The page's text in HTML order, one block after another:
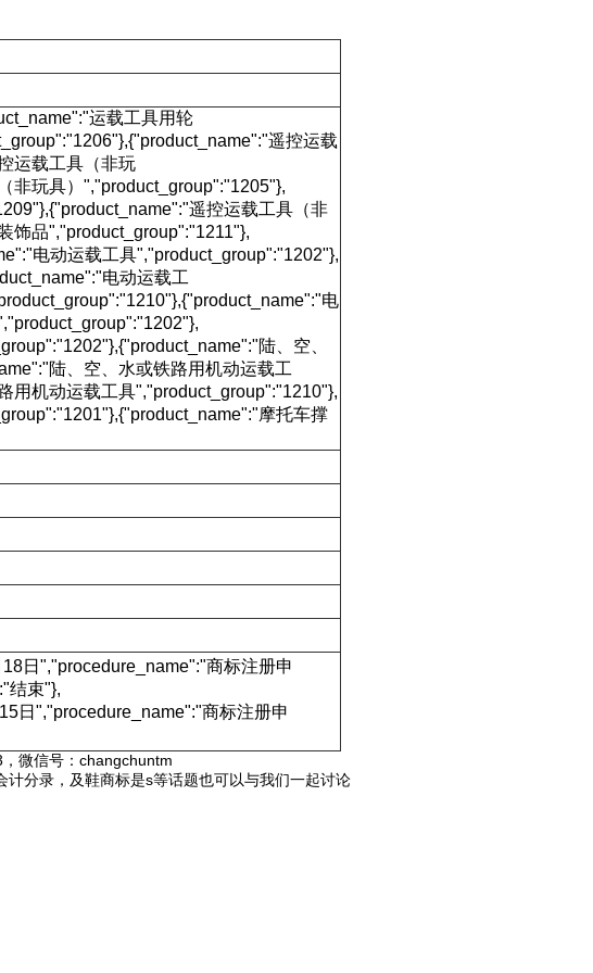
运载工具用轮
遥控运载
运载工具（非玩
非玩具）","product_group":"1205"},
遥控运载工具（非
饰品","product_group":"1211"},
电动运载工具","product_group":"1202"},
电动运载工
电
陆、空、
陆、空、水或铁路用机动运载工
用机动运载工具","product_group":"1210"},
摩托车撑
日","procedure_name":"商标注册申
结束"},
日","procedure_name":"商标注册申
微信号：changchuntm
分录，及鞋商标是s等话题也可以与我们一起讨论